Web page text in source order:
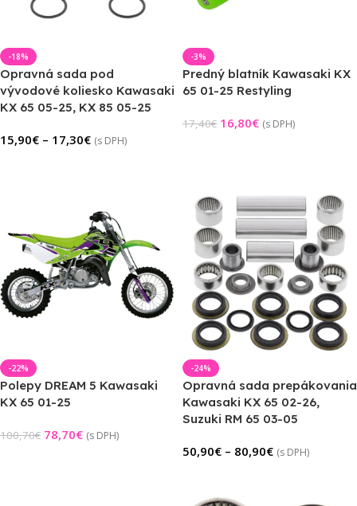
-18%
Opravná sada pod
vývodové koliesko Kawasaki
KX 65 05-25, KX 85 05-25
15,90€ – 17,30€ (s DPH)
-3%
Predný blatník Kawasaki KX
65 01-25 Restyling
17,40€ 16,80€ (s DPH)
-22%
Polepy DREAM 5 Kawasaki
KX 65 01-25
100,70€ 78,70€ (s DPH)
-24%
Opravná sada prepákovania
Kawasaki KX 65 02-26,
Suzuki RM 65 03-05
50,90€ – 80,90€ (s DPH)